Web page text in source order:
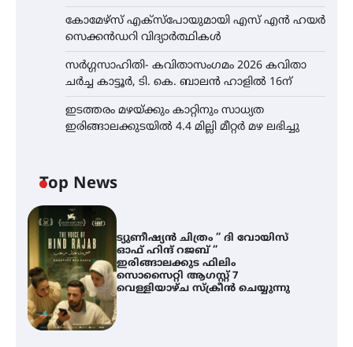
കോമേഴ്സ് എക്സ്പോയുമായി എസ് എൻ ഹയർ
സെക്കൻഡറി വിദ്യാർത്ഥികൾ
സർഗ്ഗസാഹിതി- കവിതാസംഗമം 2026 കവിതാ
ചർച്ച കാട്ടൂർ, ടി. കെ. ബാലൻ ഹാളിൽ 16ന്
ഇടത്തരം മഴയ്ക്കും കാറ്റിനും സാധ്യത
ഇരിങ്ങാലക്കുടയിൽ 4.4 മില്ലി മീറ്റർ മഴ ലഭിച്ചു
Top News
ട്യുണീഷ്യൻ ചിത്രം ” ദി വോയിസ്
ഓഫ് ഹിന്ദ് റജബ് ”
ഇരിങ്ങാലക്കുട ഫിലിം
സൊസൈറ്റി ആഗസ്റ്റ് 7
വെള്ളിയാഴ്ച സ്‌ക്രീൻ ചെയ്യുന്നു